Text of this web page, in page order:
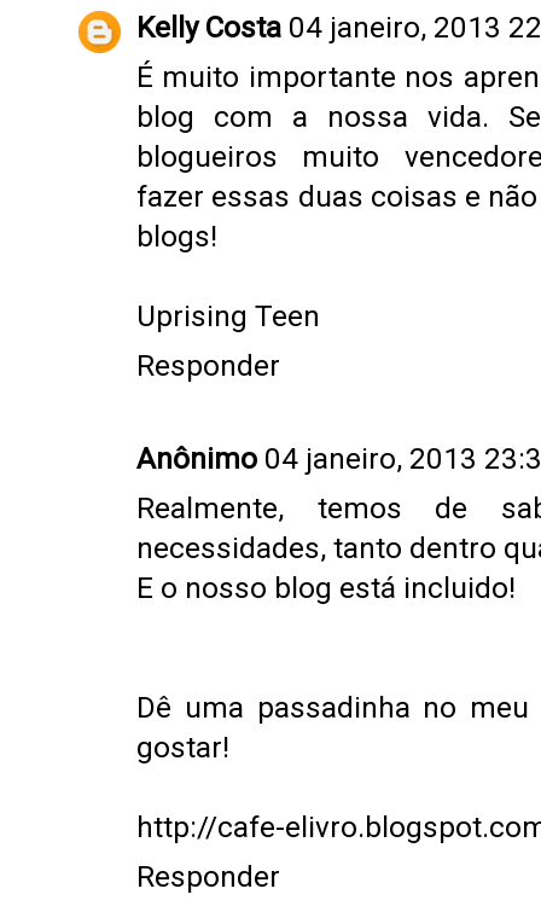
Kelly Costa 04 janeiro, 2013
É muito importante nos
blog com a nossa vida.
blogueiros muito
fazer essas duas coisas e
blogs!
Uprising Teen
Responder
Anônimo 04 janeiro, 2013
Realmente, temos de
necessidades, tanto dentro
E o nosso blog está incluido!
Dê uma passadinha no
gostar!
http://cafe-
Responder